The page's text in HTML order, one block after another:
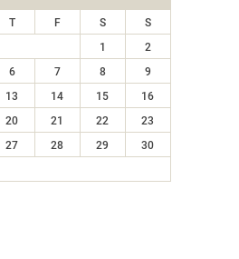
T F S
S
1
2
6 7 8
9
13 14 15
16
20 21 22
23
27 28 29
30